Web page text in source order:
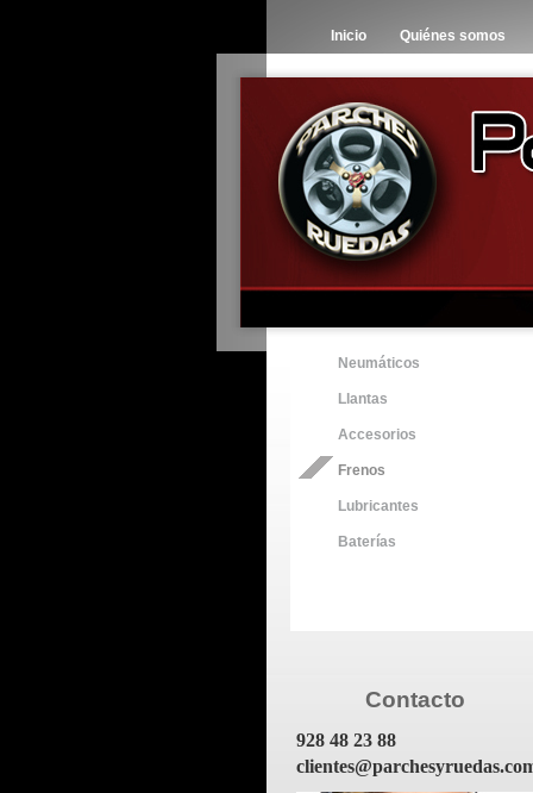
Inicio Quiénes somos
Neumáticos
Llantas
Accesorios
Frenos
Lubricantes
Baterías
Contacto
928 48 23 88